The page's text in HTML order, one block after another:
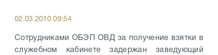
02.03.2010 09:54
Сотрудниками ОБЭП ОВД за получение взятки в
служебном кабинете задержан заведующий